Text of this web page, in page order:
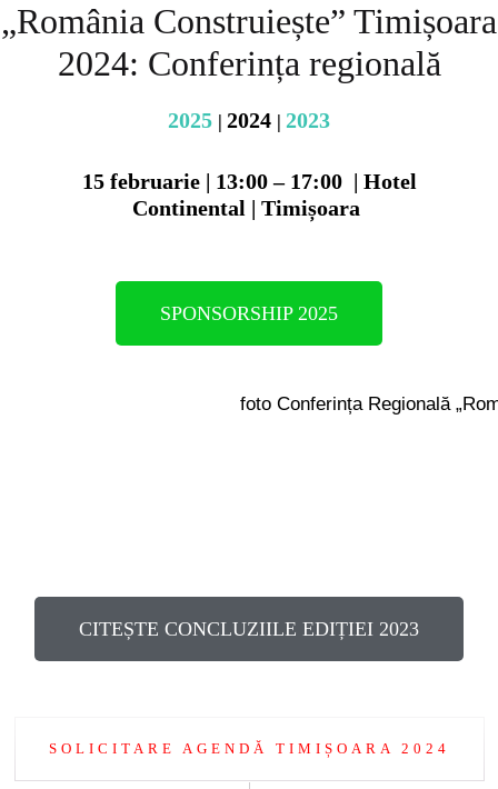
„România Construiește” Timișoara
2024: Conferința regională
2025 | 2024 | 2023
15 februarie | 13:00 – 17:00 | Hotel
Continental | Timișoara
SPONSORSHIP 2025
foto Conferința Regională
CITEȘTE CONCLUZIILE EDIȚIEI 2023
SOLICITARE AGENDĂ TIMIȘOARA 2024